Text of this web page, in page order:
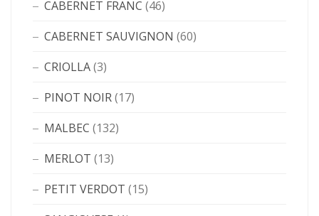
CABERNET FRANC (46)
CABERNET SAUVIGNON (60)
CRIOLLA(3)
PINOT NOIR(17)
MALBEC (132)
MERLOT (13)
PETIT VERDOT (15)